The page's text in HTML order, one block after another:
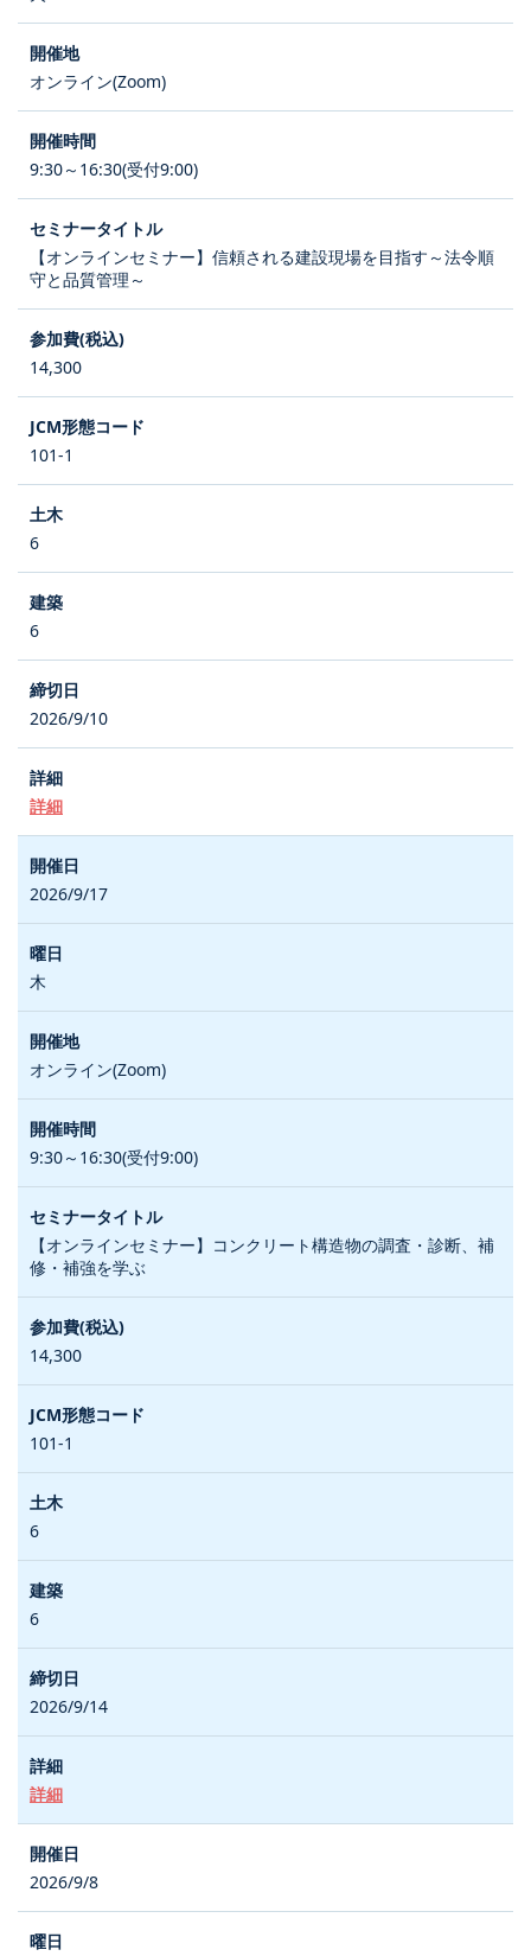
オンライン(Zoom)
9:30～16:30(受付9:00)
【オンラインセミナー】信頼される建設現場を目指す～法令順
守と品質管理～
14,300
101-1
6
6
2026/9/10
詳細
2026/9/17
木
オンライン(Zoom)
9:30～16:30(受付9:00)
【オンラインセミナー】コンクリート構造物の調査・診断、補
修・補強を学ぶ
14,300
101-1
6
6
2026/9/14
詳細
2026/9/8